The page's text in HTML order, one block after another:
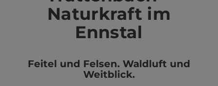
Naturkraft im
Ennstal
Feitel und Felsen. Waldluft und
Weitblick.